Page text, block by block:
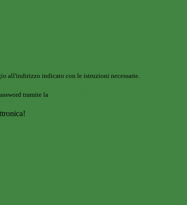
all'indirizzo indicato con le istruzioni necessarie.
tramite la